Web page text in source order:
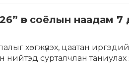
өв соёлын наадам 7
хөгжүүлэх, цаатан
нийтэд сурталчлан